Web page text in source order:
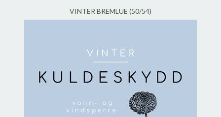
VINTER BREMLUE (50/54)